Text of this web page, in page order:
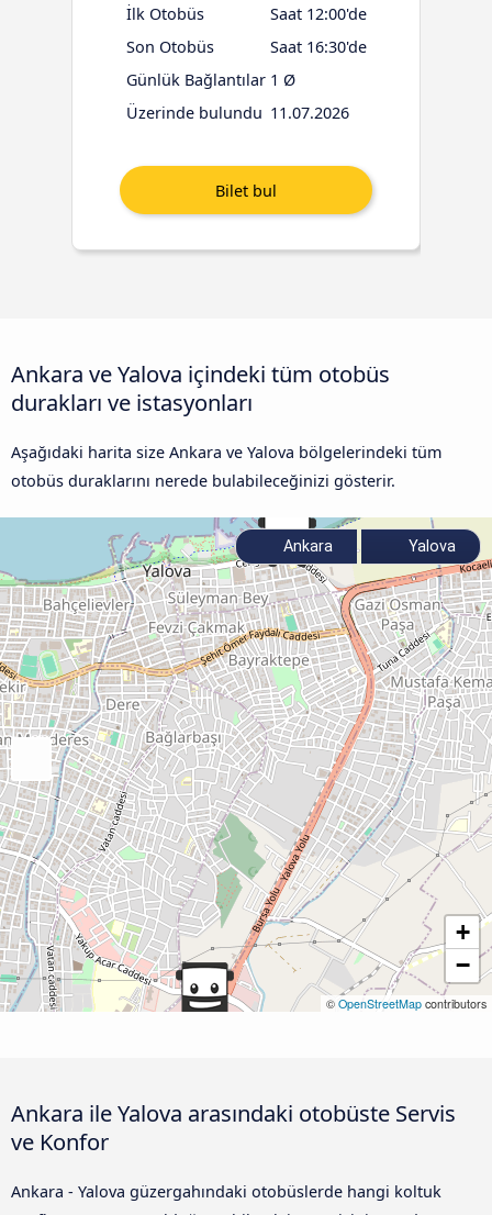
İlk Otobüs
Saat 12:00'de
Son Otobüs
Saat 16:30'de
Günlük Bağlantılar 1 Ø
Üzerinde bulundu 11.07.2026
Ankara ve Yalova içindeki tüm otobüs
durakları ve istasyonları
Aşağıdaki harita size Ankara ve Yalova bölgelerindeki tüm
otobüs duraklarını nerede bulabileceğinizi gösterir.
+
−
© OpenStreetMap contributors
Ankara Yalova
Ankara ile Yalova arasındaki otobüste Servis
ve Konfor
Ankara - Yalova güzergahındaki otobüslerde hangi koltuk